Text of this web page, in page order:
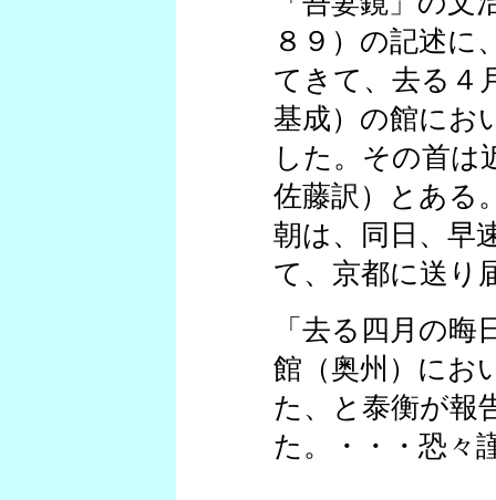
８９）の記述に
てきて、去る４
基成）の館にお
した。その首は
佐藤訳）とある
朝は、同日、早
て、京都に送り
「去る四月の
館（奥州）にお
た、と泰衡が報
た。・・・恐々